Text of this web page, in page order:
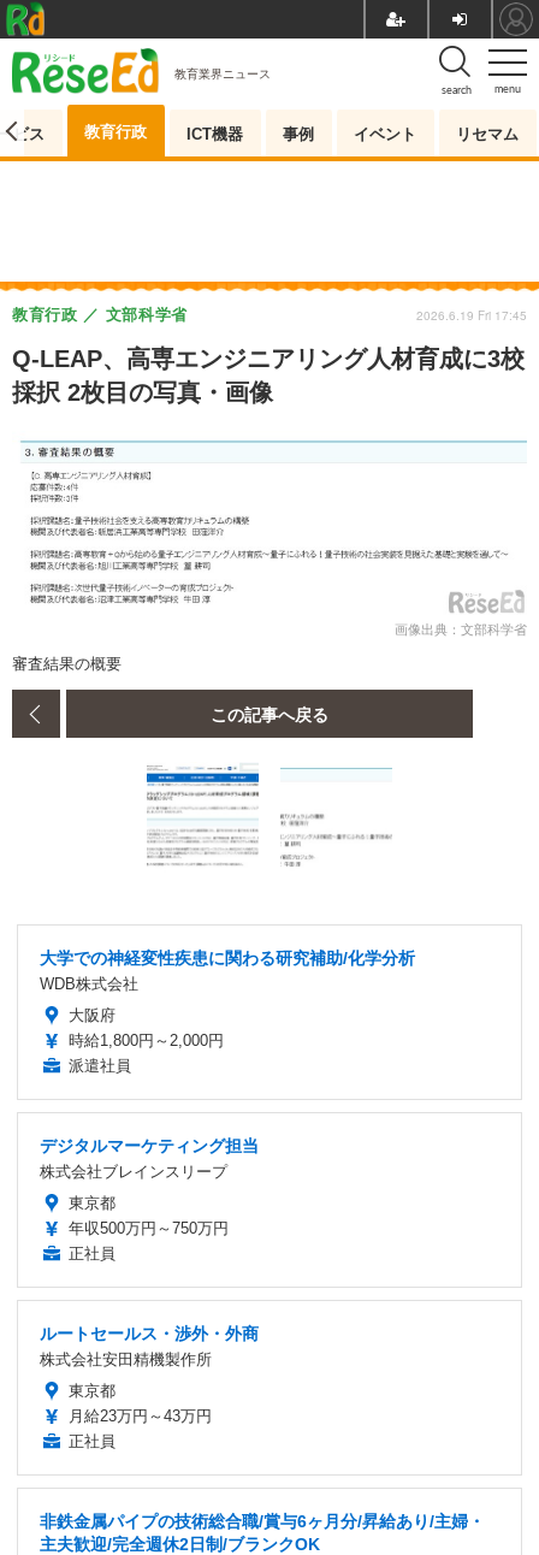
menu
search
教育業界ニュース
ビス 教育行政 ICT機器 事例 イベント リセマム
Q-LEAP、高専エンジニアリング人材育成に3校
採択 2枚目の写真・画像
教育行政 文部科学省 2026.6.19 Fri 17:45
画像出典：文部科学省
審査結果の概要
この記事へ戻る
大学での神経変性疾患に関わる研究補助/化学分析
WDB株式会社
大阪府
時給1,800円～2,000円
派遣社員
デジタルマーケティング担当
株式会社ブレインスリープ
東京都
年収500万円～750万円
正社員
ルートセールス・渉外・外商
株式会社安田精機製作所
東京都
月給23万円～43万円
正社員
非鉄金属パイプの技術総合職/賞与6ヶ月分/昇給あり/主婦・
主夫歓迎/完全週休2日制/ブランクOK